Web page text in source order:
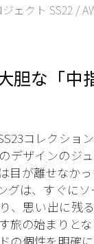
ェクト SS22 /
胆な「中
コレクショ
デザインのジ
目が離せなか
グは、すぐに
、思い出に残
旅の始まりと